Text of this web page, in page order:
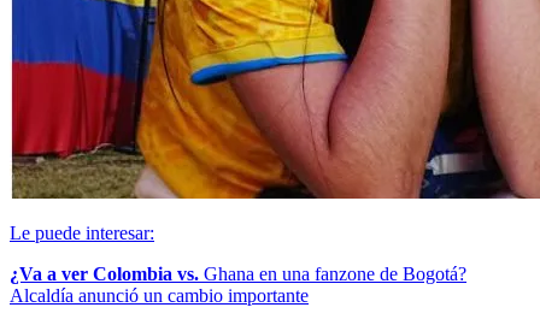
Le puede interesar:
¿Va a ver Colombia vs. Ghana en una fanzone de Bogotá?
Alcaldía anunció un cambio importante